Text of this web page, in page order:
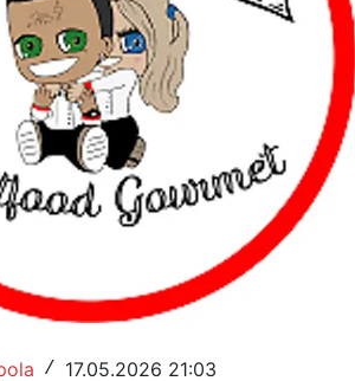
/ 17.05.2026 21:03